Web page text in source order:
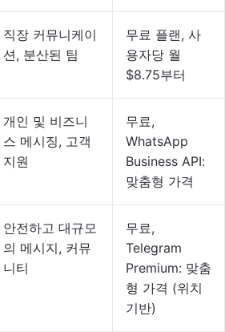
직장 커뮤니케이
션, 분산된 팀
무료 플랜, 사
용자당 월
$8.75부터
개인 및 비즈니
스 메시징, 고객
지원
무료,
WhatsApp
Business API:
맞춤형 가격
안전하고 대규모
의 메시지, 커뮤
니티
무료,
Telegram
Premium: 맞춤
형 가격 (위치
기반)